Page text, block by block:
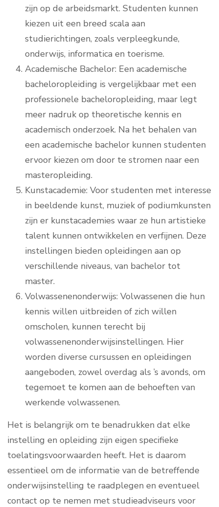
zijn op de arbeidsmarkt. Studenten kunnen
kiezen uit een breed scala aan
studierichtingen, zoals verpleegkunde,
onderwijs, informatica en toerisme.
Academische Bachelor: Een academische
bacheloropleiding is vergelijkbaar met een
professionele bacheloropleiding, maar legt
meer nadruk op theoretische kennis en
academisch onderzoek. Na het behalen van
een academische bachelor kunnen studenten
ervoor kiezen om door te stromen naar een
masteropleiding.
Kunstacademie: Voor studenten met interesse
in beeldende kunst, muziek of podiumkunsten
zijn er kunstacademies waar ze hun artistieke
talent kunnen ontwikkelen en verfijnen. Deze
instellingen bieden opleidingen aan op
verschillende niveaus, van bachelor tot
master.
Volwassenenonderwijs: Volwassenen die hun
kennis willen uitbreiden of zich willen
omscholen, kunnen terecht bij
volwassenenonderwijsinstellingen. Hier
worden diverse cursussen en opleidingen
aangeboden, zowel overdag als ’s avonds, om
tegemoet te komen aan de behoeften van
werkende volwassenen.
Het is belangrijk om te benadrukken dat elke
instelling en opleiding zijn eigen specifieke
toelatingsvoorwaarden heeft. Het is daarom
essentieel om de informatie van de betreffende
onderwijsinstelling te raadplegen en eventueel
contact op te nemen met studieadviseurs voor